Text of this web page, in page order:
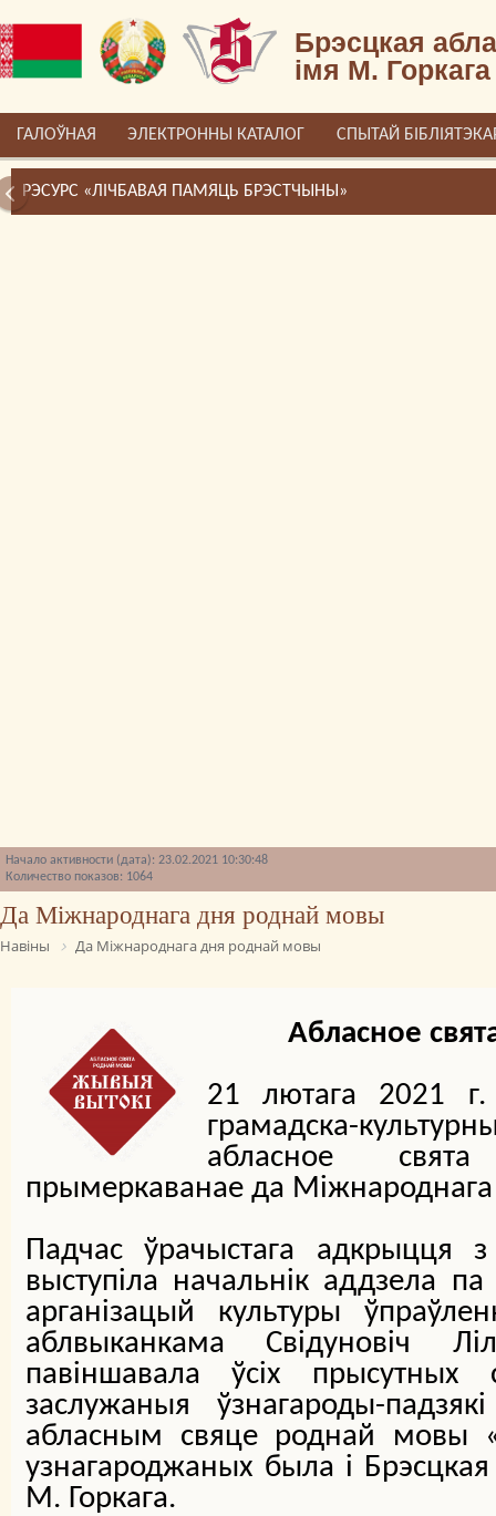
Брэсцкая
імя М. Горкага
ГАЛОЎНАЯ ЭЛЕКТРОННЫ КАТАЛОГ СПЫТАЙ
РЭСУРС «ЛІЧБАВАЯ ПАМЯЦЬ БРЭСТЧЫНЫ»
Начало активности (дата): 23.02.2021 10:30:48
Количество показов: 1064
Да Міжнароднага дня роднай мовы
Навіны Да Міжнароднага дня роднай мовы
Абласное
21 лютага 2021
грамадска-
абласное
прымеркаванае да
Падчас ўрачыстага адкрыцця
выступіла начальнік аддзела
арганізацый культуры
аблвыканкама Свідуновіч
павіншавала ўсіх
заслужаныя ўзнагароды-
абласным свяце роднай мовы
узнагароджаных была і Брэсцкая
М. Горкага.